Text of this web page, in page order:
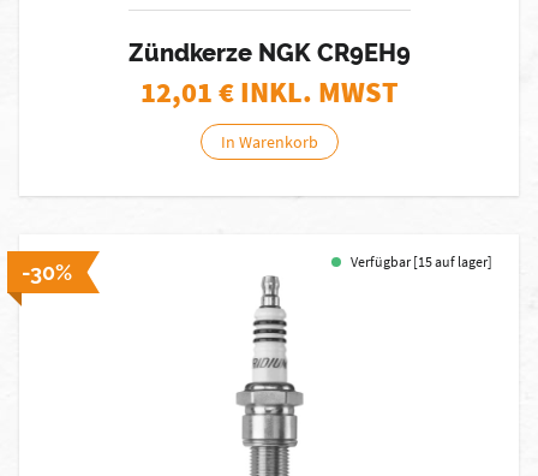
Zündkerze NGK CR9EH9
12,01€ INKL. MWST
In Warenkorb
-30% Verfügbar [15 auf lager]